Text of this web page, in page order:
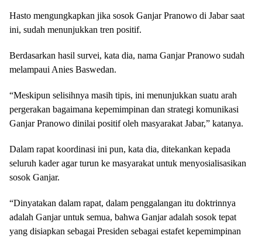
Hasto mengungkapkan jika sosok Ganjar Pranowo di Jabar saat
ini, sudah menunjukkan tren positif.
Berdasarkan hasil survei, kata dia, nama Ganjar Pranowo sudah
melampaui Anies Baswedan.
“Meskipun selisihnya masih tipis, ini menunjukkan suatu arah
pergerakan bagaimana kepemimpinan dan strategi komunikasi
Ganjar Pranowo dinilai positif oleh masyarakat Jabar,” katanya.
Dalam rapat koordinasi ini pun, kata dia, ditekankan kepada
seluruh kader agar turun ke masyarakat untuk menyosialisasikan
sosok Ganjar.
“Dinyatakan dalam rapat, dalam penggalangan itu doktrinnya
adalah Ganjar untuk semua, bahwa Ganjar adalah sosok tepat
yang disiapkan sebagai Presiden sebagai estafet kepemimpinan